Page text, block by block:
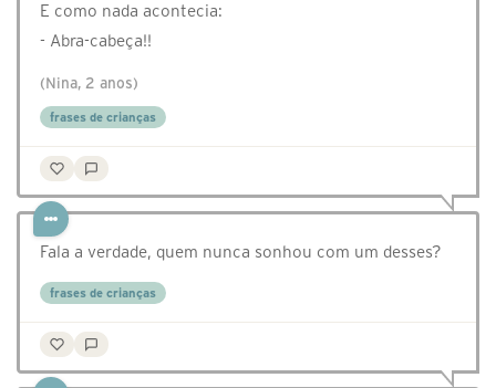
E como nada acontecia:
- Abra-cabeça!!
(Nina, 2 anos)
frases de crianças
Fala a verdade, quem nunca sonhou com um desses?
frases de crianças